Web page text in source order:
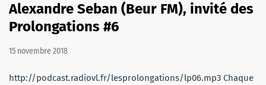
Alexandre Seban (Beur FM), invité des
Prolongations #6
15 novembre 2018
http://podcast.radiovl.fr/lesprolongations/lp06.mp3 Chaque